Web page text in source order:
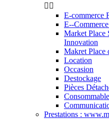
 
E-commerce
E--
Market Place
Innovation
Makret Place
Location
Occasion
Destockage
Pièces
Consommable
Prestations :